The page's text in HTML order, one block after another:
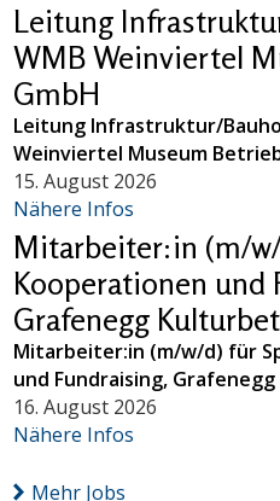
Leitung
WMB Weinviertel
GmbH
Leitung Infrastruktur/
Weinviertel Museum
15. August 2026
Nähere Infos
Mitarbeiter:in (m/
Kooperationen und
Grafenegg
Mitarbeiter:in (m/w/d) für
und Fundraising,
16. August 2026
Nähere Infos
Mehr Jobs